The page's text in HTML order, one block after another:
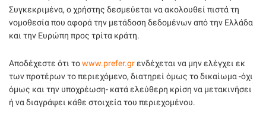
Συγκεκριμένα, ο χρήστης δεσμεύεται να ακολουθεί πιστά τη
νομοθεσία που αφορά την μετάδοση δεδομένων από την Ελλάδα
και την Ευρώπη προς τρίτα κράτη.
Αποδέχεστε ότι τοwww.prefer.grενδέχεται να μην ελέγχει εκ
των προτέρων το περιεχόμενο, διατηρεί όμως το δικαίωμα -όχι
όμως και την υποχρέωση- κατά ελεύθερη κρίση να μετακινήσει
ή να διαγράψει κάθε στοιχεία του περιεχομένου.